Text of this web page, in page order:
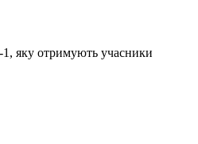
1, яку отримують учасники